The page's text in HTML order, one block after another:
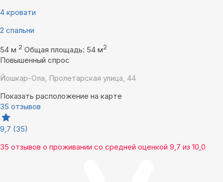
4 кровати
2 спальни
54 м 2 Общая площадь: 54 м2
Повышенный спрос
Йошкар-Ола, Пролетарская улица, 44
Показать расположение на карте
35 отзывов
9,7 (35)
35 отзывов о проживании со средней оценкой 9,7 из 10,0